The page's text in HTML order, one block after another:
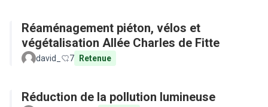
Réaménagement piéton, vélos et
végétalisation Allée Charles de Fitte
david_ 7 Retenue
Réduction de la pollution lumineuse